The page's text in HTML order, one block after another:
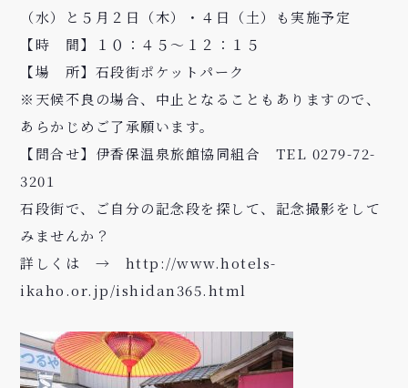
（水）と５月２日（木）・４日（土）も実施予定
【時 間】１０：４５～１２：１５
【場 所】石段街ポケットパーク
※天候不良の場合、中止となることもありますので、
あらかじめご了承願います。
【問合せ】伊香保温泉旅館協同組合 TEL 0279-72-
3201
石段街で、ご自分の記念段を探して、記念撮影をして
みませんか？
詳しくは → http://www.hotels-
ikaho.or.jp/ishidan365.html